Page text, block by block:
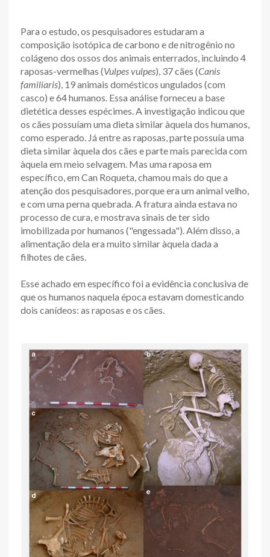
Para o estudo, os pesquisadores estudaram a
composição isotópica de carbono e de nitrogênio no
colágeno dos ossos dos animais enterrados, incluindo 4
raposas-vermelhas (Vulpes vulpes), 37 cães (Canis
familiaris), 19 animais domésticos ungulados (com
casco) e 64 humanos. Essa análise forneceu a base
dietética desses espécimes. A investigação indicou que
os cães possuíam uma dieta similar àquela dos humanos,
como esperado. Já entre as raposas, parte possuía uma
dieta similar àquela dos cães e parte mais parecida com
àquela em meio selvagem. Mas uma raposa em
específico, em Can Roqueta, chamou mais do que a
atenção dos pesquisadores, porque era um animal velho,
e com uma perna quebrada. A fratura ainda estava no
processo de cura, e mostrava sinais de ter sido
imobilizada por humanos ("engessada"). Além disso, a
alimentação dela era muito similar àquela dada a
filhotes de cães.
Esse achado em específico foi a evidência conclusiva de
que os humanos naquela época estavam domesticando
dois canídeos: as raposas e os cães.